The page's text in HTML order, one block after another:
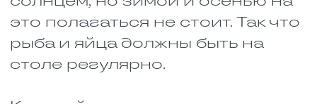
Много его в листовой зелени:
шпинате, петрушке, салате.
Можно добавить зелень в суп,
делать салаты с бобовыми пару
раз в неделю, и процесс